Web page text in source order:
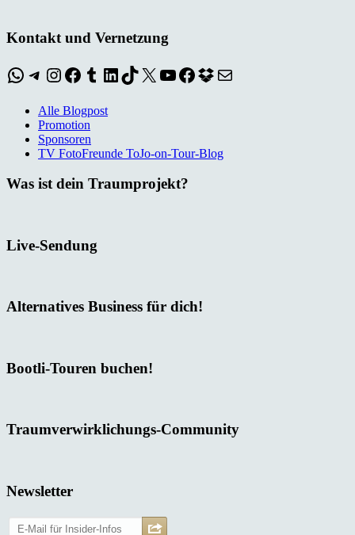
Kontakt und Vernetzung
WhatsApp
Telegram
Instagram
Facebook
Tumblr
LinkedIn
TikTok
X YouTube
Facebook
Dropbox
E-Mail
Alle Blogpost
Promotion
Sponsoren
TV FotoFreunde ToJo-on-Tour-Blog
Was ist dein Traumprojekt?
Live-Sendung
Alternatives Business für dich!
Bootli-Touren buchen!
Traumverwirklichungs-Community
Newsletter